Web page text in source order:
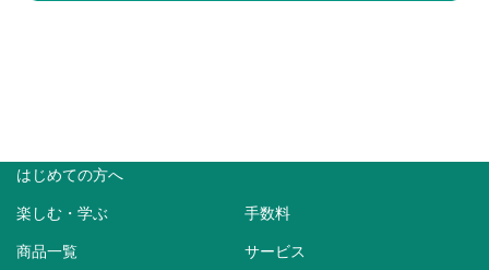
はじめての方へ
楽しむ・学ぶ 手数料
商品一覧 サービス